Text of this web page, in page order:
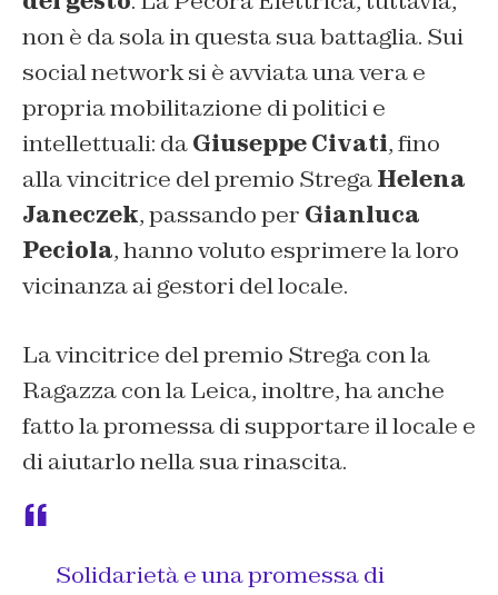
non è da sola in questa sua battaglia. Sui
social network si è avviata una vera e
propria mobilitazione di politici e
intellettuali: daGiuseppe Civati, fino
alla vincitrice del premio StregaHelena
Janeczek, passando per Gianluca
Peciola, hanno voluto esprimere la loro
vicinanza ai gestori del locale.
La vincitrice del premio Strega con la
Ragazza con la Leica, inoltre, ha anche
fatto la promessa di supportare il locale e
di aiutarlo nella sua rinascita.
Solidarietà e una promessa di